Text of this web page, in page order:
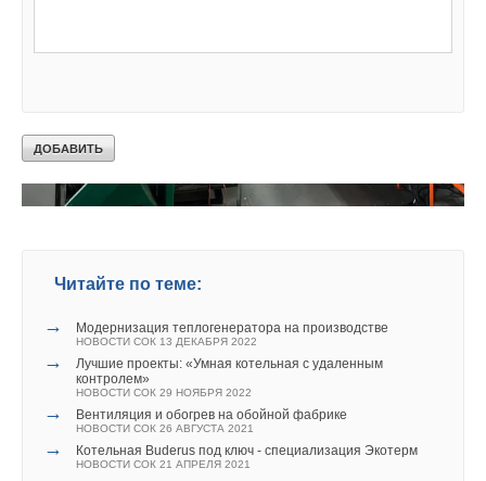
Читайте по теме:
→ Модернизация теплогенератора на производстве
НОВОСТИ СОК 13 ДЕКАБРЯ 2022
→
Лучшие проекты: «Умная котельная с удаленным
контролем»
НОВОСТИ СОК 29 НОЯБРЯ 2022
→ Вентиляция и обогрев на обойной фабрике
НОВОСТИ СОК 26 АВГУСТА 2021
→ Котельная Buderus под ключ - специализация Экотерм
НОВОСТИ СОК 21 АПРЕЛЯ 2021